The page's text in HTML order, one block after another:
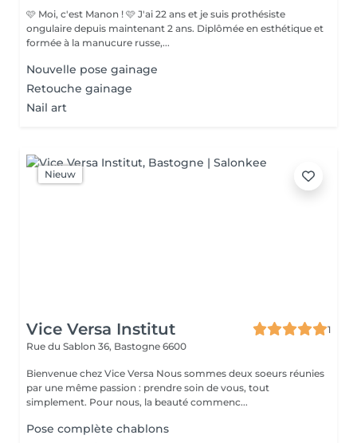
🩷 Moi, c'est Manon ! 🩷 J'ai 22 ans et je suis prothésiste
ongulaire depuis maintenant 2 ans. Diplômée en esthétique et
formée à la manucure russe,...
Nouvelle pose gainage
Retouche gainage
Nail art
Nieuw
Vice Versa Institut
1
Rue du Sablon 36, Bastogne 6600
Bienvenue chez Vice Versa Nous sommes deux soeurs réunies
par une même passion : prendre soin de vous, tout
simplement. Pour nous, la beauté commenc...
Pose complète chablons